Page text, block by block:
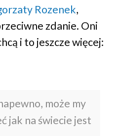
Rozenek,
zdanie. Oni
i to jeszcze więcej:
może my
jak na świecie jest